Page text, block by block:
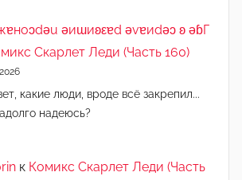
ǝиɯиʚεɐd ǝvɐиdǝɔ ʚ ǝɓГ
Скарлет Леди (Часть 160)
какие люди, вроде всё закрепил...
надеюсь?
к Комикс Скарлет Леди (Часть